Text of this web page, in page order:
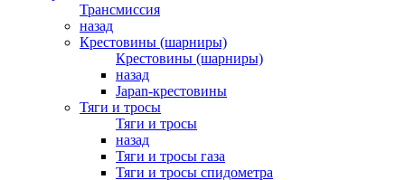
Трансмиссия
назад
Крестовины (шарниры)
Крестовины (шарниры)
назад
Japan-крестовины
Тяги и тросы
Тяги и тросы
назад
Тяги и тросы газа
Тяги и тросы спидометра